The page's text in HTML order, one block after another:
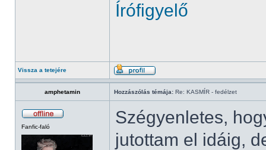
Írófigyelő
Vissza a tetejére
amphetamin Hozzászólás témája: Re: KASMÍR - fedélzet
Fanfic-faló
Szégyenletes,
jutottam el idáig,